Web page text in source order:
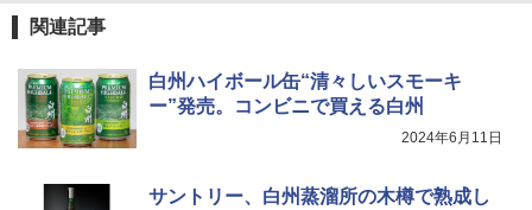
関連記事
白州ハイボール缶“清々しいスモーキ
ー”発売。コンビニで買える白州
2024年6月11日
サントリー、白州蒸溜所の木樽で熟成し